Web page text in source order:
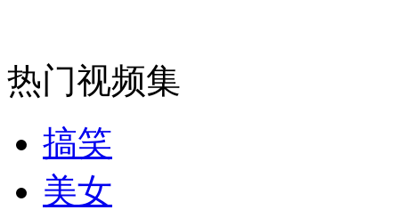
走！跟着总书记去植树
消防员救轻生者
热门视频集
搞笑
美女